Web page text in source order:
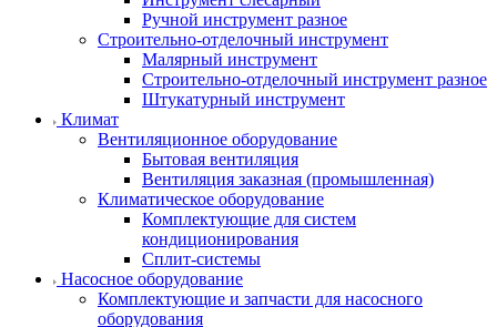
Ручной инструмент разное
Строительно-отделочный инструмент
Малярный инструмент
Строительно-отделочный инструмент разное
Штукатурный инструмент
Климат
Вентиляционное оборудование
Бытовая вентиляция
Вентиляция заказная (промышленная)
Климатическое оборудование
Комплектующие для систем
кондиционирования
Сплит-системы
Насосное оборудование
Комплектующие и запчасти для насосного
оборудования